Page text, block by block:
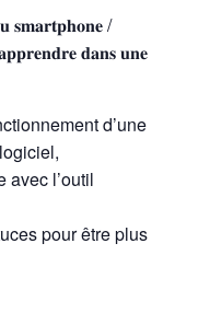
𝐬𝐦𝐚𝐫𝐭𝐩𝐡𝐨𝐧𝐞 /
𝐚𝐩𝐩𝐫𝐞𝐧𝐝𝐫𝐞 𝐝𝐚𝐧𝐬 𝐮𝐧𝐞
d’une
avec l’outil
pour être plus